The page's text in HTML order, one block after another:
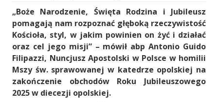
„Boże Narodzenie, Święta Rodzina i Jubileusz
pomagają nam rozpoznać głęboką rzeczywistość
Kościoła, styl, w jakim powinien on żyć i działać
oraz cel jego misji” – mówił abp Antonio Guido
Filipazzi, Nuncjusz Apostolski w Polsce w homilii
Mszy św. sprawowanej w katedrze opolskiej na
zakończenie obchodów Roku Jubileuszowego
2025 w diecezji opolskiej.